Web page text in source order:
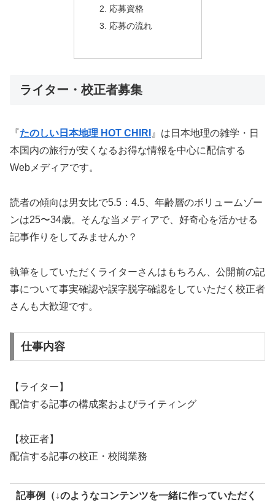
応募資格
応募の流れ
ライター・校正者募集
『たのしい日本地理 HOT CHIRI 』は日本地理の雑学・日
本国内の旅行が安くなるお得な情報を中心に配信する
Webメディアです。
読者の傾向は男女比で5.5：4.5、年齢層のボリュームゾー
ンは25〜34歳。そんな当メディアで、好奇心を活かせる
記事作りをしてみませんか？
執筆をしていただくライターさんはもちろん、公開前の記
事について事実確認や誤字脱字確認をしていただく校正者
さんも大歓迎です。
仕事内容
【ライター】
配信する記事の構成案およびライティング
【校正者】
配信する記事の校正・校閲業務
記事例（↓のようなコンテンツを一緒に作っていただく